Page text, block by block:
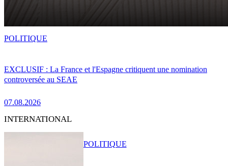
EXCLUSIF : La France et l'Espagne critiquent une nomination
controversée au SEAE
07.08.2026
POLITIQUE
INTERNATIONAL
POLITIQUE